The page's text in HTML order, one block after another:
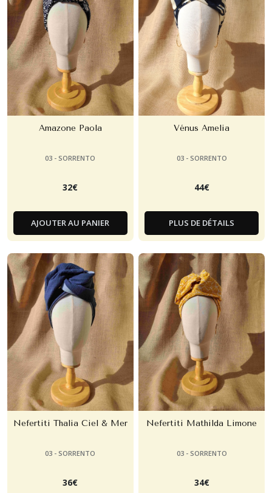
Amazone Paola
03 - SORRENTO
32€
AJOUTER AU PANIER
Vénus Amelia
03 - SORRENTO
44€
PLUS DE DÉTAILS
Nefertiti Thalia Ciel & Mer
03 - SORRENTO
36€
Nefertiti Mathilda Limone
03 - SORRENTO
34€